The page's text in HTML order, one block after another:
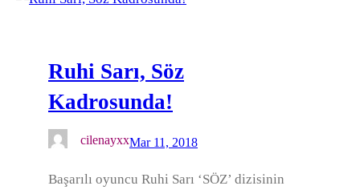
Ruhi Sarı, Söz
Kadrosunda!
cilenayxxMar 11, 2018
Başarılı oyuncu Ruhi Sarı ‘SÖZ’ dizisinin